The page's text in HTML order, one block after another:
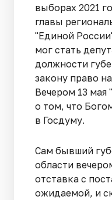
выборах 2021
главы
"Единой
мог стать
должности
закону право
Вечером 13
о том, что
в Госдуму.
Сам бывший
области
отставка с
ожидаемой, и